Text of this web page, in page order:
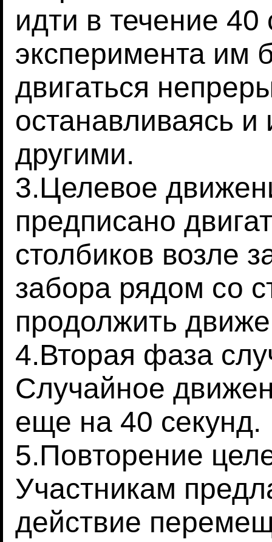
идти в течение
эксперимента им
двигаться
останавливаясь и
другими.
3.Целевое
предписано
столбиков возле
забора рядом со
продолжить
4.Вторая фаза
Случайное
еще на 40 секунд.
5.Повторение
Участникам
действие